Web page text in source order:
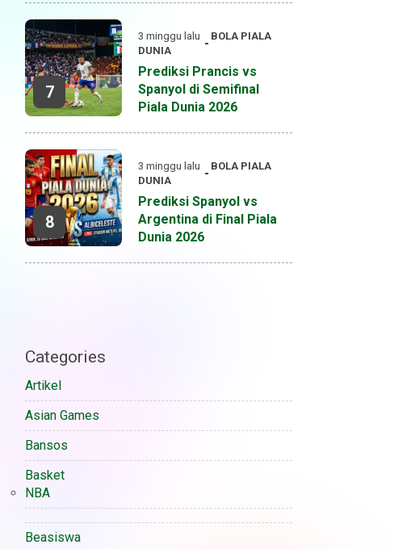
7
3 minggu lalu BOLA PIALA
DUNIA
Prediksi Prancis vs
Spanyol di Semifinal
Piala Dunia 2026
8
3 minggu lalu BOLA PIALA
DUNIA
Prediksi Spanyol vs
Argentina di Final Piala
Dunia 2026
Categories
Artikel
Asian Games
Bansos
Basket
NBA
Beasiswa